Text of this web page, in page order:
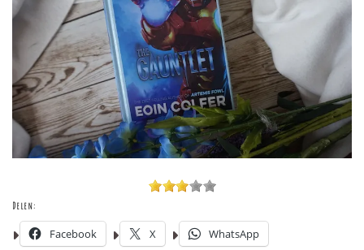
Delen:
Facebook X WhatsApp